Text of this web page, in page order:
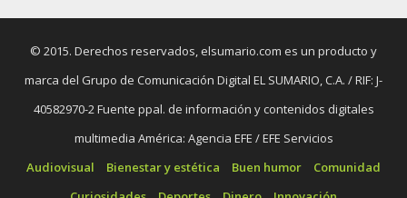
© 2015. Derechos reservados, elsumario.com es un producto y
marca del Grupo de Comunicación Digital EL SUMARIO, C.A. / RIF: J-
40582970-2 Fuente ppal. de información y contenidos digitales
multimedia América: Agencia EFE / EFE Servicios
Audiovisual
Bienestar y estética Buen humor
Comunidad